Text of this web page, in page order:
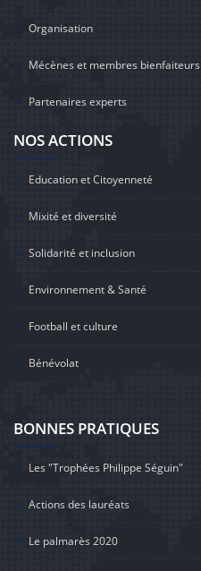
Organisation
Mécènes et membres bienfaiteurs
Partenaires experts
NOS ACTIONS
Education et Citoyenneté
Mixité et diversité
Solidarité et inclusion
Environnement & Santé
Football et culture
Bénévolat
BONNES PRATIQUES
Les "Trophées Philippe Séguin"
Actions des lauréats
Le palmarès 2020